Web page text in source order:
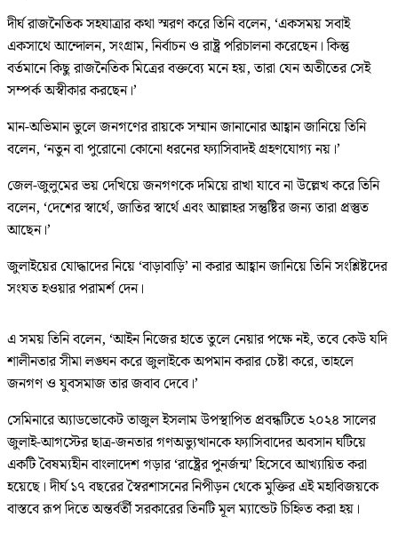
দীর্ঘ রাজনৈতিক সহযাত্রার কথা স্মরণ করে তিনি বলেন, ‘একসময় সবাই
একসাথে আন্দোলন, সংগ্রাম, নির্বাচন ও রাষ্ট্র পরিচালনা করেছেন। কিন্তু
বর্তমানে কিছু রাজনৈতিক মিত্রের বক্তব্যে মনে হয়, তারা যেন অতীতের সেই
সম্পর্ক অস্বীকার করছেন।’
মান-অভিমান ভুলে জনগণের রায়কে সম্মান জানানোর আহ্বান জানিয়ে তিনি
বলেন, ‘নতুন বা পুরোনো কোনো ধরনের ফ্যাসিবাদই গ্রহণযোগ্য নয়।’
জেল-জুলুমের ভয় দেখিয়ে জনগণকে দমিয়ে রাখা যাবে না উল্লেখ করে তিনি
বলেন, ‘দেশের স্বার্থে, জাতির স্বার্থে এবং আল্লাহর সন্তুষ্টির জন্য তারা প্রস্তুত
আছেন।’
জুলাইয়ের যোদ্ধাদের নিয়ে ‘বাড়াবাড়ি’ না করার আহ্বান জানিয়ে তিনি সংশ্লিষ্টদের
সংযত হওয়ার পরামর্শ দেন।
এ সময় তিনি বলেন, ‘আইন নিজের হাতে তুলে নেয়ার পক্ষে নই, তবে কেউ যদি
শালীনতার সীমা লঙ্ঘন করে জুলাইকে অপমান করার চেষ্টা করে, তাহলে
জনগণ ও যুবসমাজ তার জবাব দেবে।’
সেমিনারে অ্যাডভোকেট তাজুল ইসলাম উপস্থাপিত প্রবন্ধটিতে ২০২৪ সালের
জুলাই-আগস্টের ছাত্র-জনতার গণঅভ্যুত্থানকে ফ্যাসিবাদের অবসান ঘটিয়ে
একটি বৈষম্যহীন বাংলাদেশ গড়ার ‘রাষ্ট্রের পুনর্জন্ম’ হিসেবে আখ্যায়িত করা
হয়েছে। দীর্ঘ ১৭ বছরের স্বৈরশাসনের নিপীড়ন থেকে মুক্তির এই মহাবিজয়কে
বাস্তবে রূপ দিতে অন্তর্বর্তী সরকারের তিনটি মূল ম্যান্ডেট চিহ্নিত করা হয়।